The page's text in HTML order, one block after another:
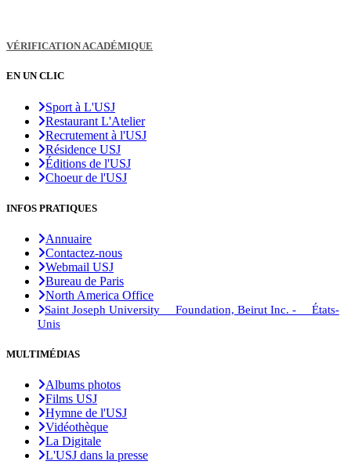
VÉRIFICATION ACADÉMIQUE
EN UN CLIC
Sport à L'USJ
Restaurant L'Atelier
Recrutement à l'USJ
Résidence USJ
Éditions de l'USJ
Choeur de l'USJ
INFOS PRATIQUES
Annuaire
Contactez-nous
Webmail USJ
Bureau de Paris
North America Office
Saint Joseph University Foundation, Beirut Inc. - États-
Unis
MULTIMÉDIAS
Albums photos
Films USJ
Hymne de l'USJ
Vidéothèque
La Digitale
L'USJ dans la presse